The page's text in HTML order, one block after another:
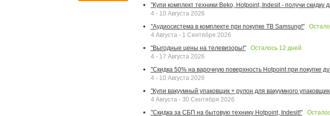
"Купи комплект техники Beko, Hotpoint, Indesit - получи скидку
4 - 10 Августа 2026
"Аудиосистема в комплекте при покупке ТВ Samsung!"
4 Августа - 1 Сентября 2026
"Выгодные цены на телевизоры!"
Осталось 12 дней
4 - 17 Августа 2026
"Скидка 50% на варочную поверхность Hotpoint при покупке
4 - 10 Августа 2026
"Купи вакуумный упаковщик + рулон для вакуумного
4 Августа - 30 Сентября 2026
"Скидка за СБП на бытовую технику Hotpoint, Indesit!"